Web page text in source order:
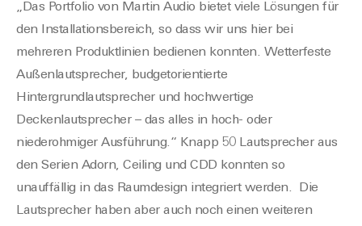
„Das Portfolio von Martin Audio bietet viele Lösungen für
den Installationsbereich, so dass wir uns hier bei
mehreren Produktlinien bedienen konnten. Wetterfeste
Außenlautsprecher, budgetorientierte
Hintergrundlautsprecher und hochwertige
Deckenlautsprecher – das alles in hoch- oder
niederohmiger Ausführung.“ Knapp 50 Lautsprecher aus
den Serien Adorn, Ceiling und CDD konnten so
unauffällig in das Raumdesign integriert werden. Die
Lautsprecher haben aber auch noch einen weiteren